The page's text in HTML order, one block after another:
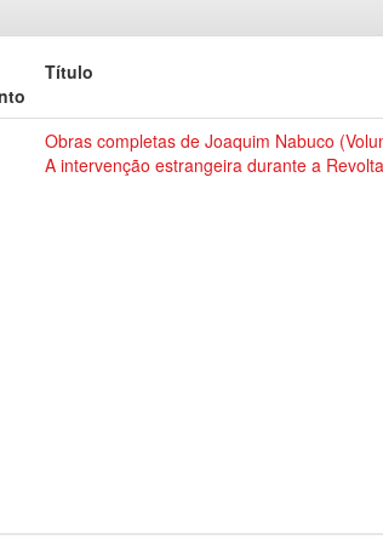
Título
Obras completas de Joaquim Nabuco
A intervenção estrangeira durante a